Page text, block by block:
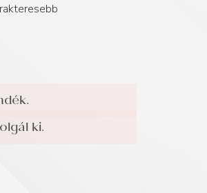
ki.